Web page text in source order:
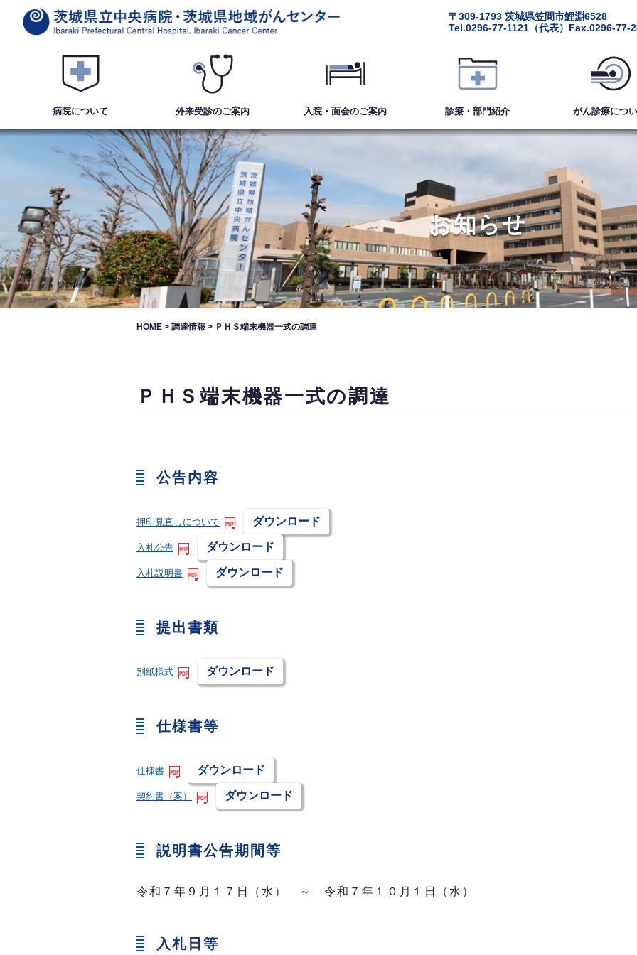
〒309-1793 茨城県笠間市鯉淵6528
Tel.0296-77-1121（代表） Fax.0296-77-
病院について 外来受診のご案内 入院・面会のご案内 診療・部門紹介 がん診療につ
お知らせ
HOME > 調達情報 > ＰＨＳ端末機器一式の調達
ＰＨＳ端末機器一式の調達
公告内容
押印見直しについて ダウンロード
入札公告 ダウンロード
入札説明書 ダウンロード
提出書類
別紙様式 ダウンロード
仕様書等
仕様書 ダウンロード
契約書（案） ダウンロード
説明書公告期間等
令和７年９月１７日（水） ～ 令和７年１０月１日（水）
入札日等